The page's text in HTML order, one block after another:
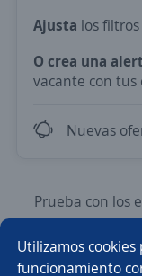
Utilizamos
funcionamiento
Ajusta los
O crea una
vacante con tus
Nuevas
Prueba con los
Ejecutivo/a de ventas